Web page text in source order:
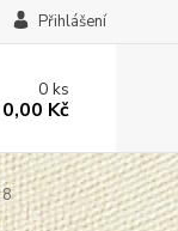
Přihlášení
0ks
0,00 Kč